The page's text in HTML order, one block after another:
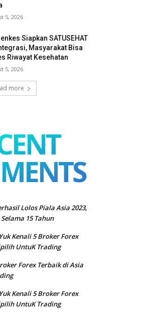
5, 2026
Siapkan SATUSEHAT
Masyarakat Bisa
Riwayat Kesehatan
5, 2026
more
Lolos Piala Asia 2023,
15 Tahun
Yuk Kenali 5 Broker Forex
UntuK Trading
Forex Terbaik di Asia
Yuk Kenali 5 Broker Forex
UntuK Trading